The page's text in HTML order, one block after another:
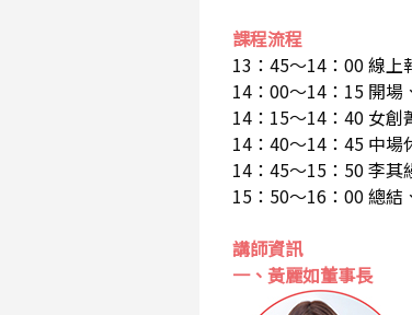
課程流程
13：45～14：00 線上
14：00～14：15 開
14：15～14：40 女
14：40～14：45 中場
14：45～15：50 李其
15：50～16：00 總
講師資訊
一、黃麗如董事長